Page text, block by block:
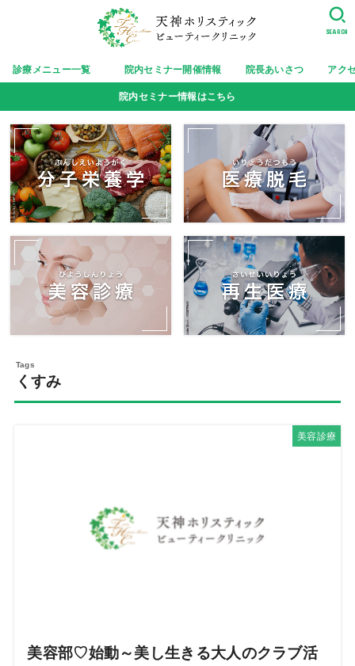
診療メニュー一覧 院内セミナー開催情報 院長あいさつ アク
SEARCH
院内セミナー情報はこちら
くすみ
美容診療
美容部♡始動～美し生きる大人のクラブ活